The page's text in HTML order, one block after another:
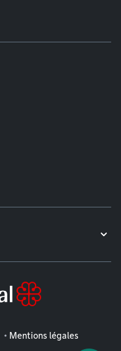
Mentions légales